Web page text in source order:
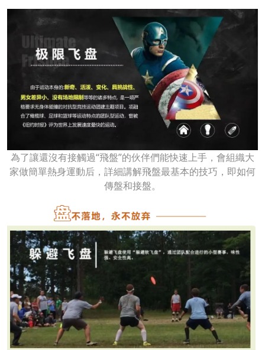
為了讓還沒有接觸過“飛盤”的伙伴們能快速上手，會組織大
家做簡單熱身運動后，詳細講解飛盤最基本的技巧，即如何
傳盤和接盤。